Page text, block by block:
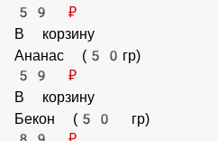
Белый гриб (50гр)
99 ₽
В корзину
Перец халапеньо (30 гр)
49 ₽
В корзину